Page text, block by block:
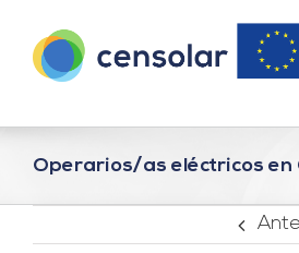
contenido
Operarios/as eléctricos en